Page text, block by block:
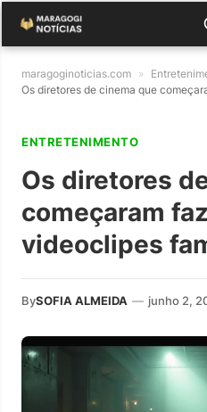
maragoginoticias.com »
Os diretores de cinema que
ENTRETENIMENTO
Os diretores
começaram
videoclipes
BySOFIA ALMEIDA — junho 2,